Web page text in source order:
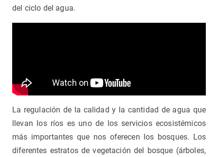
del ciclo del agua.
La regulación de la calidad y la cantidad de agua que
llevan los ríos es uno de los servicios ecosistémicos
más importantes que nos oferecen los bosques. Los
diferentes estratos de vegetación del bosque (árboles,